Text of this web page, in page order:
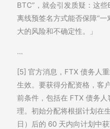
BTC”，就会引发质疑：这
离线预签名方式能否保障“
大的风险和不确定性。」
…
[5] 官方消息，FTX 债务人
生效。要获得分配资格，客
前条件，包括在 FTX 债务
理。初始分配将根据计划在
日）后的 60 天内向计划中